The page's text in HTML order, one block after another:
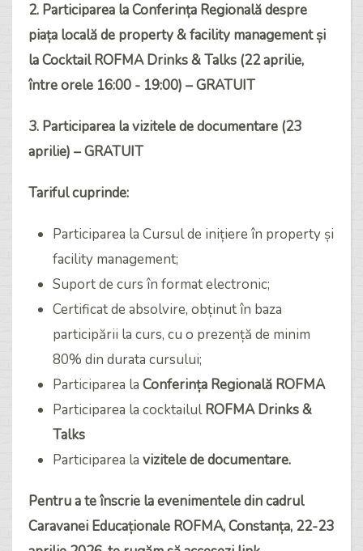
2. Participarea la Conferința Regională despre
piața locală de property & facility management și
la Cocktail ROFMA Drinks & Talks (22 aprilie,
între orele 16:00 - 19:00) – GRATUIT
3. Participarea la vizitele de documentare (23
aprilie) – GRATUIT
Tariful cuprinde:
Participarea la Cursul de inițiere în property și
facility management;
Suport de curs în format electronic;
Certificat de absolvire, obținut în baza
participării la curs, cu o prezență de minim
80% din durata cursului;
Participarea la Conferința Regională ROFMA
Participarea la cocktailulROFMA Drinks &
Talks
Participarea la vizitele de documentare.
Pentru a te înscrie la evenimentele din cadrul
Caravanei Educaționale ROFMA, Constanța, 22-23